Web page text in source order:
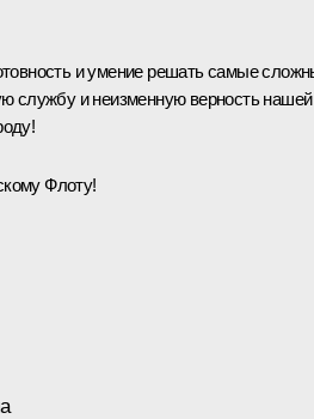
и умение решать самые
службу и неизменную верность нашей
Флоту!